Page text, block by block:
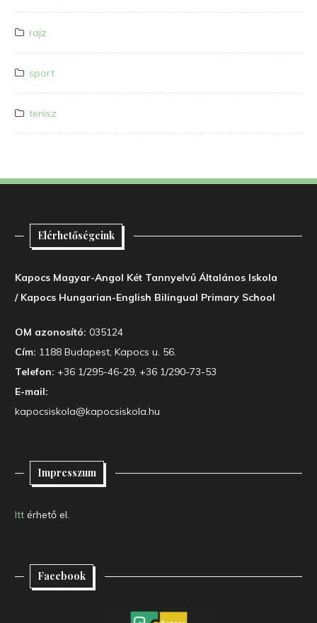
rajz
sport
tenisz
Elérhetőségeink
Kapocs Magyar-Angol Két Tannyelvű Általános Iskola
/ Kapocs Hungarian-English Bilingual Primary School
OM azonosító: 035124
Cím: 1188 Budapest, Kapocs u. 56.
Telefon: +36 1/295-46-29, +36 1/290-73-53
E-mail:
kapocsiskola@kapocsiskola.hu
Impresszum
Itt érhető el.
Facebook